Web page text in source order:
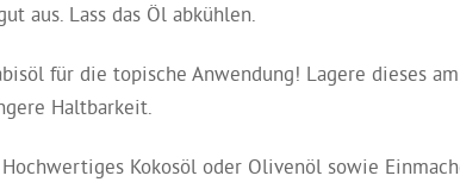
aus. Lass das Öl abkühlen.
für die topische Anwendung! Lagere dieses
Haltbarkeit.
Hochwertiges Kokosöl oder Olivenöl sowie